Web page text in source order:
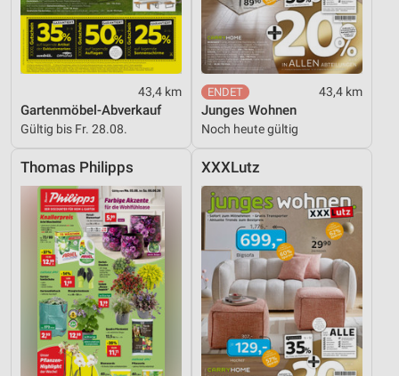
43,4 km
Gartenmöbel-Abverkauf
Gültig bis Fr. 28.08.
43,4 km
Junges Wohnen
Noch heute gültig
Thomas Philipps XXXLutz